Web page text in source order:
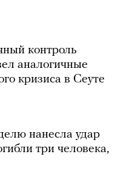
контроль
аналогичные
кризиса в Сеуте
нанесла удар
три человека,